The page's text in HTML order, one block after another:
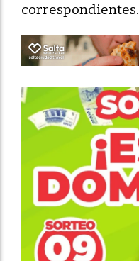
correspondientes.